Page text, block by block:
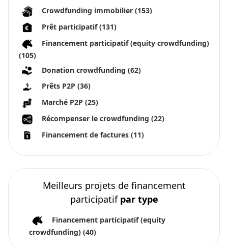
Crowdfunding immobilier (153)
Prêt participatif(131)
Financement participatif (equity crowdfunding)
(105)
Donation crowdfunding (62)
Prêts P2P (36)
Marché P2P (25)
Récompenser le crowdfunding (22)
Financement de factures (11)
Meilleurs projets de financement
participatif par type
Financement participatif (equity
crowdfunding) (40)